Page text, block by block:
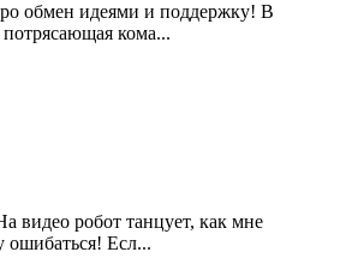
обмен идеями и поддержку! В
потрясающая кома...
видео робот танцует, как мне
ошибаться! Есл...